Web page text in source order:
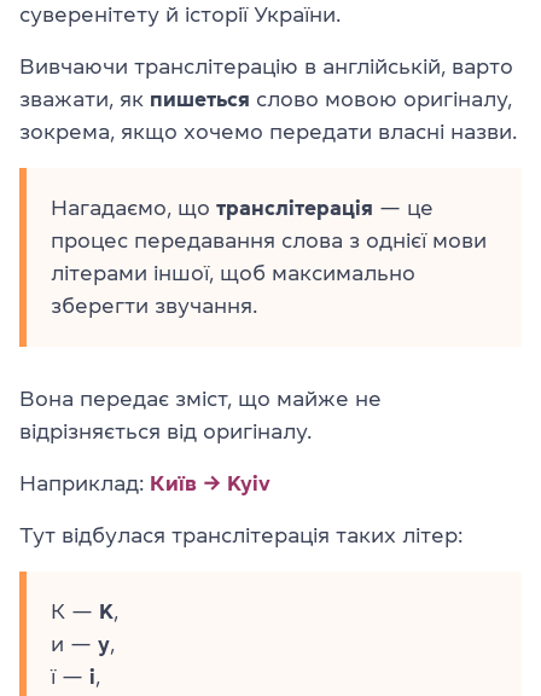
суверенітету й історії України.
Вивчаючи транслітерацію в англійській, варто
зважати, як пишеться слово мовою оригіналу,
зокрема, якщо хочемо передати власні назви.
Нагадаємо, що транслітерація — це
процес передавання слова з однієї мови
літерами іншої, щоб максимально
зберегти звучання.
Вона передає зміст, що майже не
відрізняється від оригіналу.
Наприклад: Київ → Kyiv
Тут відбулася транслітерація таких літер:
К — K,
и — y,
ї — i,